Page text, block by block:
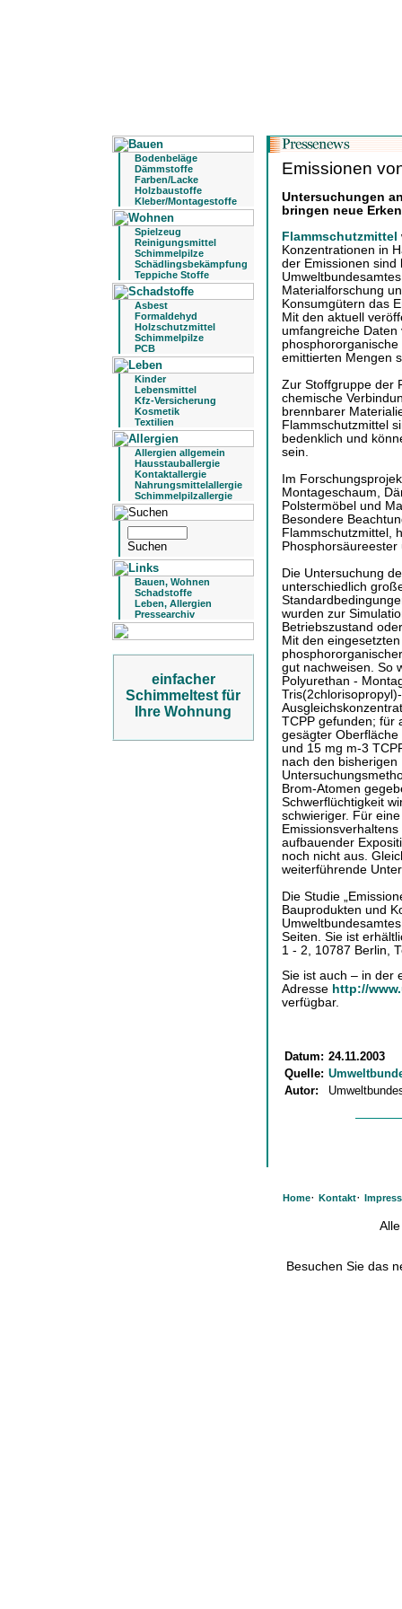
Bodenbeläge
Dämmstoffe
Farben/Lacke
Holzbaustoffe
Kleber/Montagestoffe
Spielzeug
Reinigungsmittel
Schimmelpilze
Schädlingsbekämpfung
Teppiche Stoffe
Asbest
Formaldehyd
Holzschutzmittel
Schimmelpilze
PCB
Kinder
Lebensmittel
Kfz-Versicherung
Kosmetik
Textilien
Allergien allgemein
Hausstauballergie
Kontaktallergie
Nahrungsmittelallergie
Schimmelpilzallergie
Bauen, Wohnen
Schadstoffe
Leben, Allergien
Pressearchiv
einfacher
Schimmeltest für
Ihre Wohnung
Emissionen
Untersuchungen
bringen neue
Flammschutzmittel
Konzentrationen in
der Emissionen sind
Materialforschung
Konsumgütern das
Mit den aktuell
umfangreiche Daten
emittierten Mengen
Zur Stoffgruppe der
chemische
brennbarer
Flammschutzmittel
bedenklich und
sein.
Im
Montageschaum,
Polstermöbel und
Besondere
Flammschutzmittel,
Die Untersuchung
unterschiedlich
wurden zur
Betriebszustand
Mit den
gut nachweisen. So
Polyurethan -
TCPP gefunden; für
gesägter
und 15 mg m-3
nach den
Brom-Atomen
Schwerflüchtigkeit
schwieriger. Für
aufbauender
noch nicht aus.
weiterführende
Die Studie
Bauprodukten und
Seiten. Sie ist
1 - 2, 10787 Berlin,
Sie ist auch – in der
Adresse http://
verfügbar.
Datum: 24.11.2003
Quelle:
Autor:
Home· Kontakt·
Besuchen Sie das